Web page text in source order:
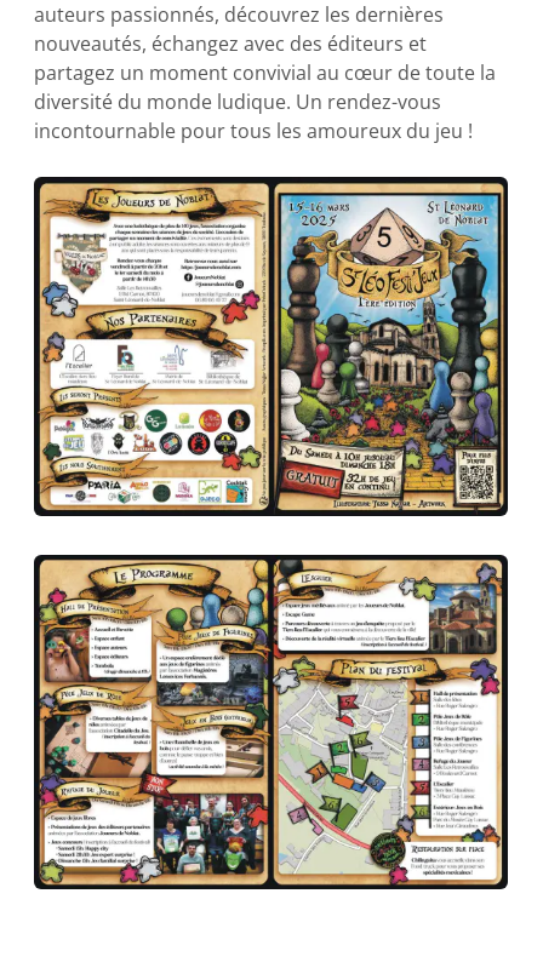
auteurs passionnés, découvrez les dernières
nouveautés, échangez avec des éditeurs et
partagez un moment convivial au cœur de toute la
diversité du monde ludique. Un rendez-vous
incontournable pour tous les amoureux du jeu !